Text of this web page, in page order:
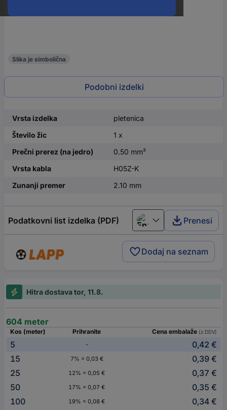
Slika je simbolična
Podobni izdelki
Vrsta izdelka
pletenica
Število žic
1 x
Prečni prerez (na jedro)
0.50 mm²
Vrsta kabla
H05Z-K
Zunanji premer
2.10 mm
Podatkovni list izdelka (PDF) English Prenesi
Dodaj na seznam
Hitra dostava tor, 11.8.
604 meter
Kos (meter) Prihranite Cena embalaže (z DDV)
5 -
0,42 €
15
7% = 0,03 €
0,39 €
25
12% = 0,05 €
0,37 €
50
17% = 0,07 €
0,35 €
100
19% = 0,08 €
0,34 €